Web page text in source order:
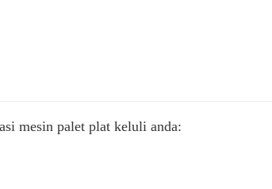
automatik • Penyepaduan penandaan
mesin palet plat keluli anda: